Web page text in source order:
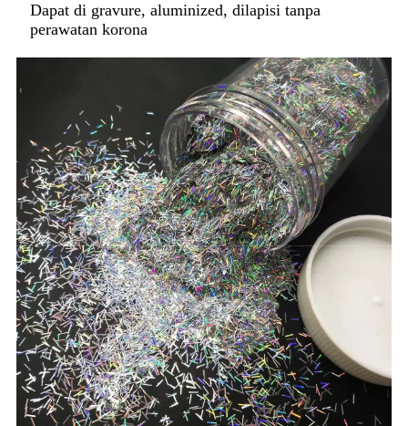
Dapat di gravure, aluminized, dilapisi tanpa
perawatan korona